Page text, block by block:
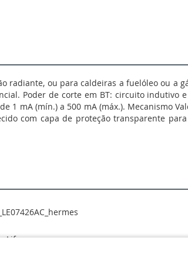
radiante, ou para caldeiras a fuelóleo ou a
Poder de corte em BT: circuito indutivo
1 mA (mín.) a 500 mA (máx.). Mecanismo
com capa de proteção transparente
Life